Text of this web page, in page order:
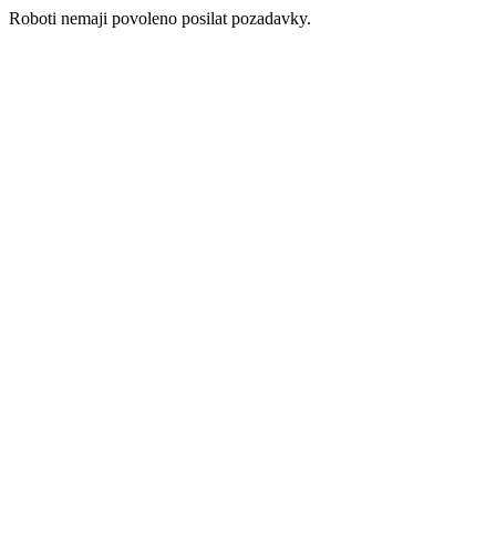
Roboti nemaji povoleno posilat pozadavky.